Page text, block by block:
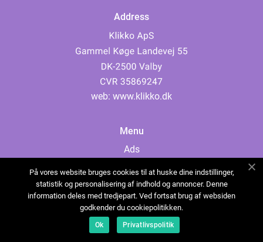
Address
web: www.klikko.dk
Menu
Ads
Cookies
Contact
Sitemap
På vores website bruges cookies til at huske dine indstillinger,
statistik og personalisering af indhold og annoncer. Denne
information deles med tredjepart. Ved fortsat brug af websiden
godkender du cookiepolitikken.
Ok Privatlivspolitik